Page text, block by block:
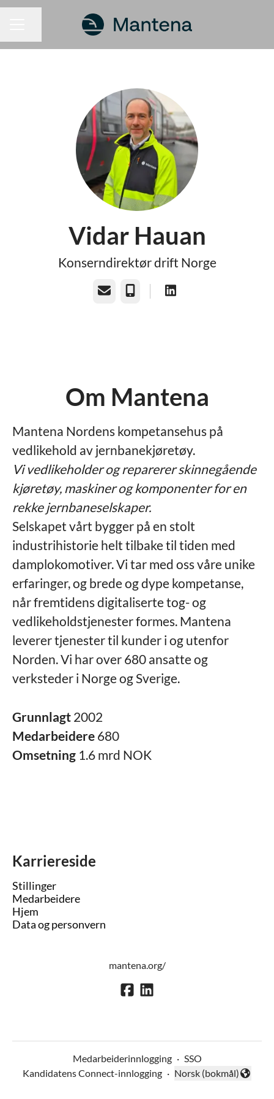
Vidar Hauan
Konserndirektør drift Norge
E-post Telefonnummer
Om Mantena
Mantena Nordens kompetansehus på
vedlikehold av jernbanekjøretøy.
Vi vedlikeholder og reparerer skinnegående
kjøretøy, maskiner og komponenter for en
rekke jernbaneselskaper.
Selskapet vårt bygger på en stolt
industrihistorie helt tilbake til tiden med
damplokomotiver. Vi tar med oss våre unike
erfaringer, og brede og dype kompetanse,
når fremtidens digitaliserte tog- og
vedlikeholdstjenester formes. Mantena
leverer tjenester til kunder i og utenfor
Norden. Vi har over 680 ansatte og
verksteder i Norge og Sverige.
Grunnlagt 2002
Medarbeidere 680
Omsetning 1.6 mrd NOK
Karriereside
Stillinger
Medarbeidere
Hjem
Data og personvern
mantena.org/
Medarbeiderinnlogging · SSO
Kandidatens Connect-innlogging ·
Endre språk
Norsk (bokmål)